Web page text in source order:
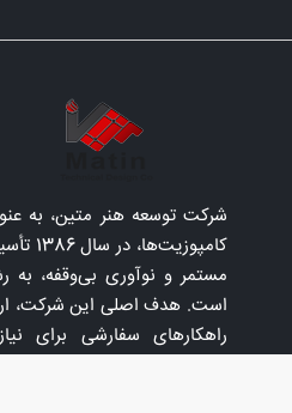
شرکت توسعه هنر متین، به
مستمر و نوآوری بی‌وقفه، به
است. هدف اصلی این شرکت،
راهکارهای سفارشی برای